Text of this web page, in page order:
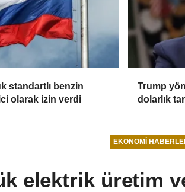
standartlı benzin
olarak izin verdi
Trump
dolarlık
EKONOMI
elektrik üretim